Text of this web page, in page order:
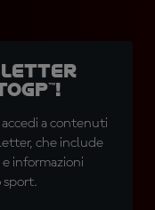
a contenuti
che include
informazioni
sport.